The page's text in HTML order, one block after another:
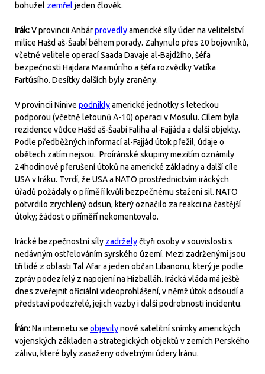
bohužel zemřel jeden člověk.
Irák:V provincii Anbárprovedlyamerické síly úder na velitelství
milice Hašd aš-Šaabí během porady. Zahynulo přes 20 bojovníků,
včetně velitele operací Saada Davaje al-Bajdžího, šéfa
bezpečnosti Hajdara Maamúrího a šéfa rozvědky Vatíka
Fartúsího. Desítky dalších byly zraněny.
V provincii Ninive podniklyamerické jednotky s leteckou
podporou (včetně letounů A-10) operaci v Mosulu. Cílem byla
rezidence vůdce Hašd aš-Šaabí Faliha al-Fajjáda a další objekty.
Podle předběžných informací al-Fajjád útok přežil, údaje o
obětech zatím nejsou. Proíránské skupiny mezitím oznámily
24hodinové přerušení útoků na americké základny a další cíle
USA v Iráku. Tvrdí, že USA a NATO prostřednictvím iráckých
úřadů požádaly o příměří kvůli bezpečnému stažení sil. NATO
potvrdilo zrychlený odsun, který označilo za reakci na častější
útoky; žádost o příměří nekomentovalo.
Irácké bezpečnostní síly zadrželyčtyři osoby v souvislosti s
nedávným ostřelováním syrského území. Mezi zadrženými jsou
tři lidé z oblasti Tal Afar a jeden občan Libanonu, který je podle
zpráv podezřelý z napojení na Hizballáh. Irácká vláda má ještě
dnes zveřejnit oficiální videoprohlášení, v němž útok odsoudí a
představí podezřelé, jejich vazby i další podrobnosti incidentu.
Írán:Na internetu se objevilynové satelitní snímky amerických
vojenských základen a strategických objektů v zemích Perského
zálivu, které byly zasaženy odvetnými údery Íránu.